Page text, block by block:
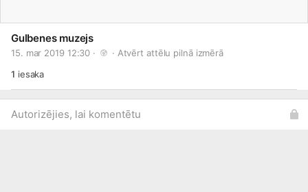
Gulbenes muzejs
15. mar 2019 12:30 · · Atvērt attēlu pilnā izmērā
1 iesaka
Autorizējies, lai komentētu